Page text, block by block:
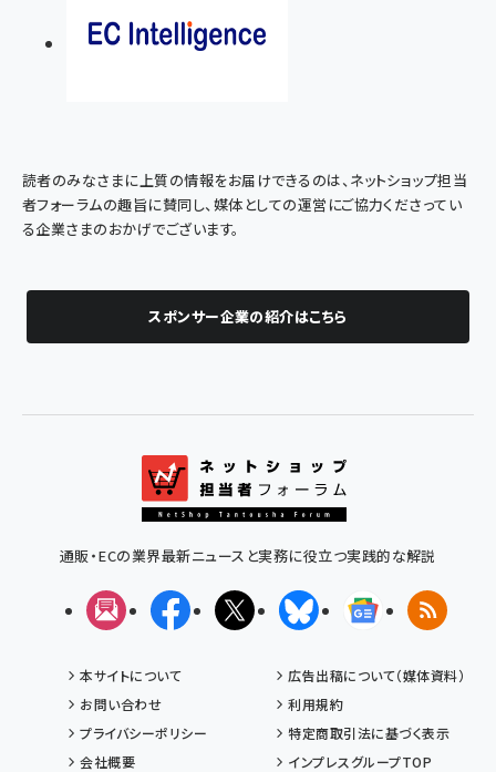
読者のみなさまに上質の情報をお届けできるのは、ネットショップ担当
者フォーラムの趣旨に賛同し、媒体としての運営にご協力くださってい
る企業さまのおかげでございます。
スポンサー企業の紹介はこちら
通販・ECの業界最新ニュースと実務に役立つ実践的な解説
メルマガFacebookX(エックス)BlueskyGoogleニュ
RSS
本サイトについて
広告出稿について（媒体資料）
お問い合わせ
利用規約
プライバシーポリシー
特定商取引法に基づく表示
会社概要
インプレスグループTOP